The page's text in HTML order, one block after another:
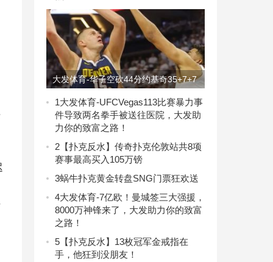
大发体育-华子空砍44分约基奇35+7+7
掘金再胜森林狼总分2-2，大发助力你
的致富之路！
1大发体育-UFCVegas113比赛暴力事
件导致两名拳手被送往医院，大发助
力你的致富之路！
2 【扑克反水】传奇扑克伦敦站共8项
赛事最高买入105万镑
3蜗牛扑克黄金转盘SNG门票狂欢送
4大发体育-7亿欧！曼城签三大强援，
8000万神锋来了，大发助力你的致富
之路！
5 【扑克反水】13枚冠军金戒指在
手，他狂到没朋友！